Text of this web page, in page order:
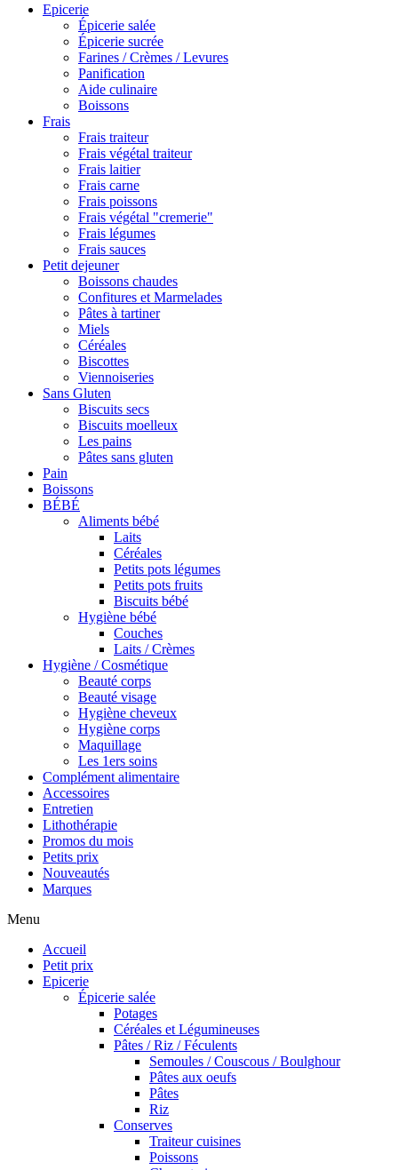
Epicerie
Épicerie salée
Épicerie sucrée
Farines / Crèmes / Levures
Panification
Aide culinaire
Boissons
Frais
Frais traiteur
Frais végétal traiteur
Frais laitier
Frais carne
Frais poissons
Frais végétal "cremerie"
Frais légumes
Frais sauces
Petit dejeuner
Boissons chaudes
Confitures et Marmelades
Pâtes à tartiner
Miels
Céréales
Biscottes
Viennoiseries
Sans Gluten
Biscuits secs
Biscuits moelleux
Les pains
Pâtes sans gluten
Pain
Boissons
BÉBÉ
Aliments bébé
Laits
Céréales
Petits pots légumes
Petits pots fruits
Biscuits bébé
Hygiène bébé
Couches
Laits / Crèmes
Hygiène / Cosmétique
Beauté corps
Beauté visage
Hygiène cheveux
Hygiène corps
Maquillage
Les 1ers soins
Complément alimentaire
Accessoires
Entretien
Lithothérapie
Promos du mois
Petits prix
Nouveautés
Marques
Menu
Accueil
Petit prix
Epicerie
Épicerie salée
Potages
Céréales et Légumineuses
Pâtes / Riz / Féculents
Semoules / Couscous / Boulghour
Pâtes aux oeufs
Pâtes
Riz
Conserves
Traiteur cuisines
Poissons